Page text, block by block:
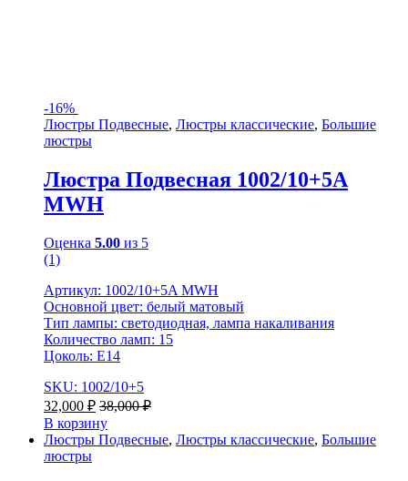
-16%
Люстры Подвесные, Люстры классические, Большие
люстры
Люстра Подвесная 1002/10+5A
MWH
Оценка 5.00 из 5
(1)
Артикул: 1002/10+5A MWH
Основной цвет: белый матовый
Тип лампы: светодиодная, лампа накаливания
Количество ламп: 15
Цоколь: Е14
SKU: 1002/10+5
32,000 ₽ 38,000₽
В корзину
Люстры Подвесные, Люстры классические, Большие
люстры